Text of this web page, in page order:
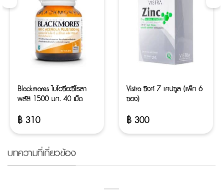
Blackmores ไบโอซีอะซีโรลา
พลัส 1500 มก. 40 เม็ด
฿ 310
Vistra ซิงค์ 7 แคปซูล (แพ็ก 6
ซอง)
฿ 300
บทความที่เกี่ยวข้อง